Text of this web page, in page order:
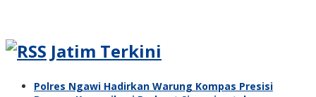
Jatim Terkini
Polres Ngawi Hadirkan Warung Kompas Presisi